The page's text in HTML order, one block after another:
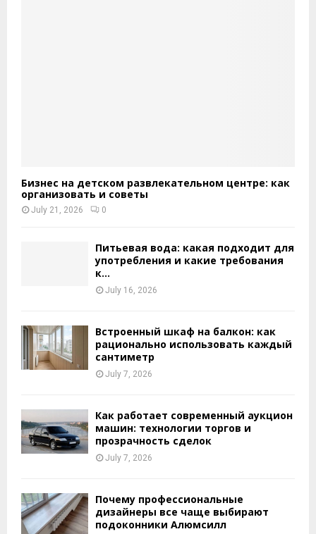
Бизнес на детском развлекательном центре: как
организовать и советы
July 21, 2026 0
Питьевая вода: какая подходит для
употребления и какие требования
к...
July 16, 2026
Встроенный шкаф на балкон: как
рационально использовать каждый
сантиметр
July 7, 2026
Как работает современный аукцион
машин: технологии торгов и
прозрачность сделок
July 7, 2026
Почему профессиональные
дизайнеры все чаще выбирают
подоконники Алюмсилл